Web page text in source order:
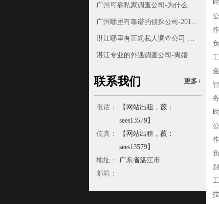
广州可靠私家调查公司-为什么人类会出轨？科学发现“偷情基因”，你有这6个特征吗？
广州哪里有靠谱的侦探公司-2015年，女子出轨黑人网友，丈夫在产房外大打出手，最
湛江哪里有正规私人调查公司-为什么“男人出轨就能被原谅，女人出轨就天理不容”？
湛江专业的外遇调查公司-离婚不再是难题：走进民政局的五大流程与必备材料
联系我们 更多+
电话：
【网站出租，薇：
sees13579】
传真：
【网站出租，薇：
sees13579】
地址：
广东省湛江市
邮箱：